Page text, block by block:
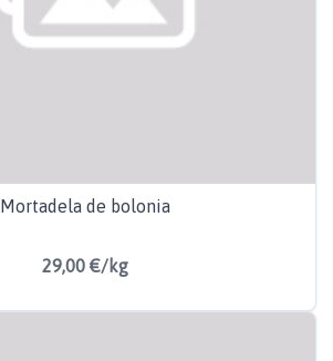
Mortadela de bolonia
29,00 €/kg